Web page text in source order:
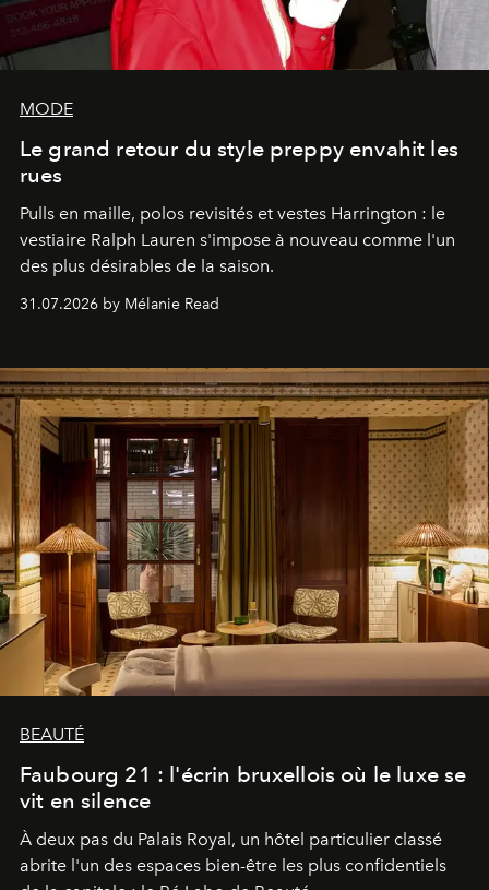
MODE
Le grand retour du style preppy envahit les
rues
Pulls en maille, polos revisités et vestes Harrington : le
vestiaire Ralph Lauren s'impose à nouveau comme l'un
des plus désirables de la saison.
31.07.2026 by Mélanie Read
BEAUTÉ
Faubourg 21 : l'écrin bruxellois où le luxe se
vit en silence
À deux pas du Palais Royal, un hôtel particulier classé
abrite l'un des espaces bien-être les plus confidentiels